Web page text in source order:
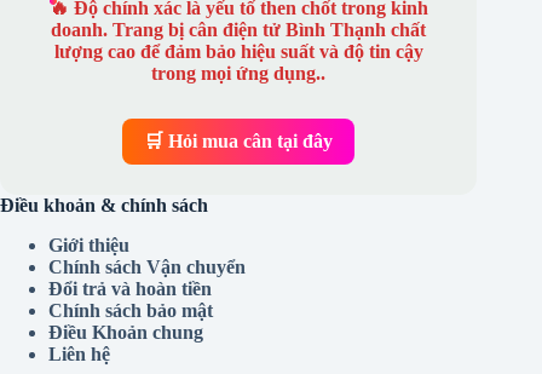
🔥 Độ chính xác là yếu tố then chốt trong kinh
doanh. Trang bịcân điện tử Bình Thạnh
trong mọi ứng dụng..
Điều khoản & chính sách
Giới thiệu
Chính sách Vận chuyển
Đổi trả và hoàn tiền
Chính sách bảo mật